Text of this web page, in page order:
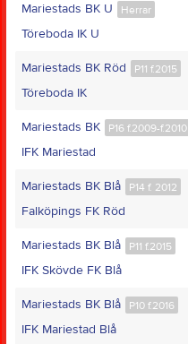
Herrar
Mariestads BK U
Töreboda IK U
P11 f.2015
Mariestads BK Röd
Töreboda IK
P16 f.2009-f.2010
Mariestads BK
IFK Mariestad
P14 f. 2012
Mariestads BK Blå
Falköpings FK Röd
P11 f.2015
Mariestads BK Blå
IFK Skövde FK Blå
P10 f.2016
Mariestads BK Blå
IFK Mariestad Blå